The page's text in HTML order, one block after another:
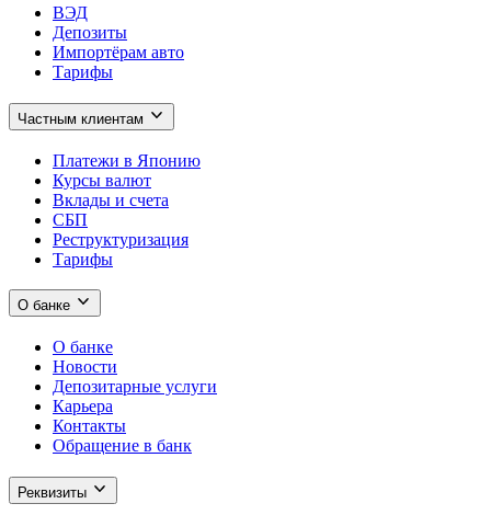
ВЭД
Депозиты
Импортёрам авто
Тарифы
Частным клиентам
Платежи в Японию
Курсы валют
Вклады и счета
СБП
Реструктуризация
Тарифы
О банке
О банке
Новости
Депозитарные услуги
Карьера
Контакты
Обращение в банк
Реквизиты